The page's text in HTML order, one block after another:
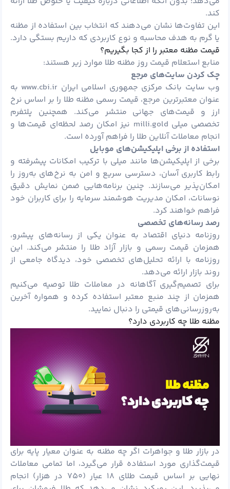
کند.
این تفاوت‌ها نشان می‌دهند که انتخاب بین استفاده از مظنه
یا گرم به هدف محاسبه و نوع کاربردی که داریم بستگی دارد.
قیمت مظنه معتبر را از کجا بگیریم؟
منابع استعلام قیمت روز مظنه طلا موارد زیر هستند:
چک کردن سایت‌های مرجع
وب‌ سایت بانک مرکزی جمهوری اسلامی ایران www.cbi.ir به
عنوان معتبرترین مرجع، قیمت رسمی مظنه طلا را بر اساس نرخ
ارز و قیمت‌های جهانی منتشر می‌کند. همچنین پلتفرم
تخصصی میلی milli.gold نیز امکان رصد لحظه‌ای قیمت‌ها و
انجام معاملات آنلاین طلا را فراهم آورده است.
استفاده از برخی اپلیکیشن‌های موبایل
برخی از اپلیکیشن‌ها مانند میلی با ترکیب امکانات پیشرفته و
رابط کاربری آسان، دسترسی سریع و امن به نرخ‌های به‌روز را
امکان‌پذیر می‌سازند. چنین برنامه‌هایی ضمن نمایش دقیق
نوسانات، امکان مدیریت هوشمند سرمایه را برای کاربران خود
فراهم خواهند کرد.
رصد رسانه‌های تخصصی
روزنامه دنیای اقتصاد به عنوان یکی از رسانه‌های پیشرو،
همزمان قیمت رسمی و بازار آزاد طلا را منتشر می‌کند. این
روزنامه با ارائه تحلیل‌های تخصصی خود، دیدگاه جامعی از
روند بازار ارائه می‌دهد.
برای تصمیم‌گیری آگاهانه در معاملات طلا توصیه می‌کنیم
همزمان از چند منبع معتبر استفاده کرده و همواره آخرین
به‌روزرسانی‌های قیمتی را دنبال نمایید.
مظنه طلا چه کاربردی دارد؟
در بازار طلا و جواهرات اگر چه مظنه به عنوان معیار پایه برای
قیمت‌گذاری مورد استفاده قرار می‌گیرد، اما تمامی معاملات
نهایی بر اساس قیمت طلای ۱۸ عیار (۷۵۰ در هزار) انجام